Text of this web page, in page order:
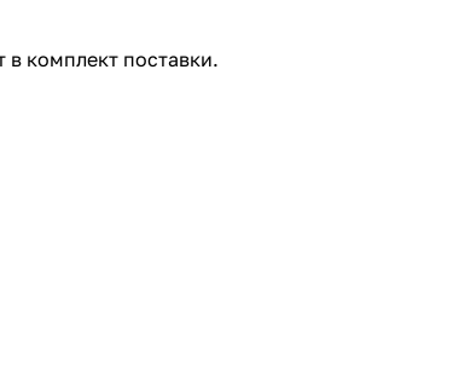
в комплект поставки.